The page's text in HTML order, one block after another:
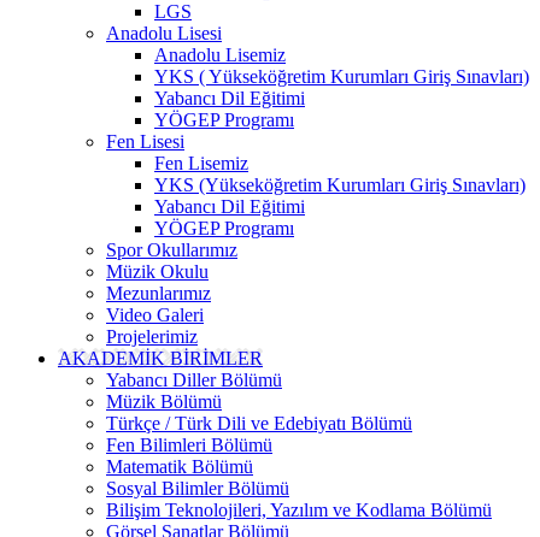
LGS
Anadolu Lisesi
Anadolu Lisemiz
YKS ( Yükseköğretim Kurumları Giriş Sınavları)
Yabancı Dil Eğitimi
YÖGEP Programı
Fen Lisesi
Fen Lisemiz
YKS (Yükseköğretim Kurumları Giriş Sınavları)
Yabancı Dil Eğitimi
YÖGEP Programı
Spor Okullarımız
Müzik Okulu
Mezunlarımız
Video Galeri
Projelerimiz
AKADEMİK BİRİMLER
Yabancı Diller Bölümü
Müzik Bölümü
Türkçe / Türk Dili ve Edebiyatı Bölümü
Fen Bilimleri Bölümü
Matematik Bölümü
Sosyal Bilimler Bölümü
Bilişim Teknolojileri, Yazılım ve Kodlama Bölümü
Görsel Sanatlar Bölümü